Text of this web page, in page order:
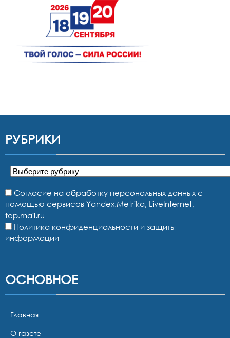
РУБРИКИ
Рубрики
Согласие на обработку персональных данных с
помощью сервисов Yandex.Metrika, LiveInternet,
top.mail.ru
Политика конфиденциальности и защиты
информации
ОСНОВНОЕ
Главная
О газете